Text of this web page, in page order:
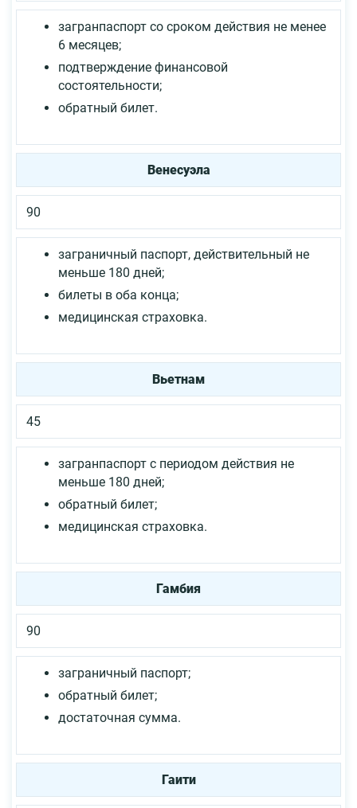
загранпаспорт со сроком действия не менее
6 месяцев;
подтверждение финансовой
состоятельности;
обратный билет.
Венесуэла
90
заграничный паспорт, действительный не
меньше 180 дней;
билеты в оба конца;
медицинская страховка.
Вьетнам
45
загранпаспорт с периодом действия не
меньше 180 дней;
обратный билет;
медицинская страховка.
Гамбия
90
заграничный паспорт;
обратный билет;
достаточная сумма.
Гаити